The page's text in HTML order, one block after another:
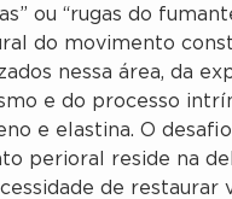
ou “rugas do
do movimento
nessa área, da
e do processo
e elastina. O
perioral reside na
de restaurar